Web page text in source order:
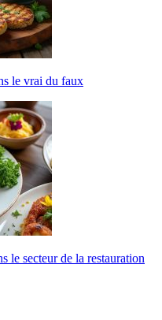
le vrai du faux
le secteur de la restauration